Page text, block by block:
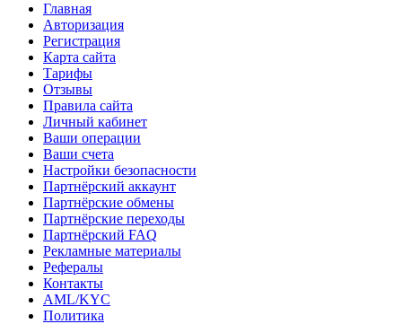
Главная
Авторизация
Регистрация
Карта сайта
Тарифы
Отзывы
Правила сайта
Личный кабинет
Ваши операции
Ваши счета
Настройки безопасности
Партнёрский аккаунт
Партнёрские обмены
Партнёрские переходы
Партнёрский FAQ
Рекламные материалы
Рефералы
Контакты
AML/KYC
Политика